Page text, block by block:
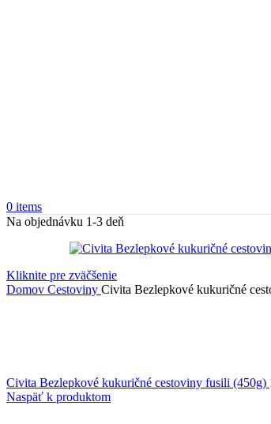
0 items
Na objednávku 1-3 deň
Kliknite pre zväčšenie
Domov Cestoviny Civita Bezlepkové kukuričné
Civita Bezlepkové kukuričné cestoviny fusili (450g)
Naspäť k produktom